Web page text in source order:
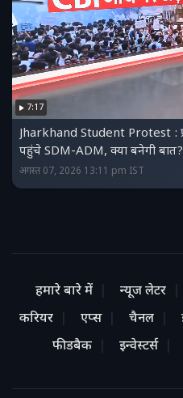
7:17
Jharkhand Student Protest :
पहुंचे SDM-ADM, क्या बनेगी बात?
अगस्त 07, 2026 13:11 pm IST
हमारे बारे में न्यूज लेटर
करियर
एप्स चैनल
फीडबैक
इन्वेस्टर्स